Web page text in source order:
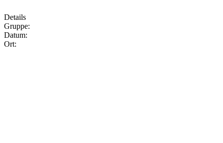
Details
Gruppe:
Datum:
Ort: